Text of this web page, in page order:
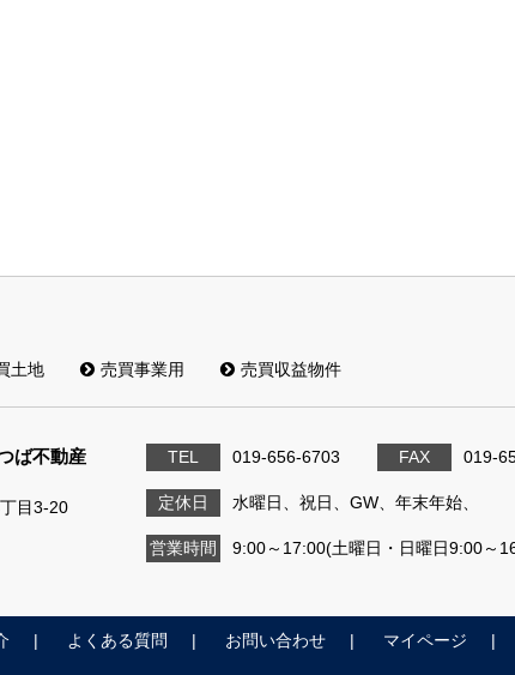
土地 売買事業用 売買収益物件
ば不動産
目3-20
TEL 019-656-6703 FAX 019-
定休日 水曜日、祝日、GW、年末年始、
営業時間 9:00～17:00(土曜日・日曜日9:00～
よくある質問 お問い合わせ マイページ